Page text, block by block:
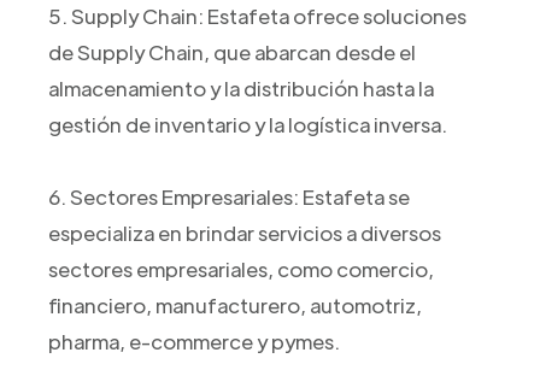
5. Supply Chain: Estafeta ofrece soluciones
de Supply Chain, que abarcan desde el
almacenamiento y la distribución hasta la
gestión de inventario y la logística inversa.
6. Sectores Empresariales: Estafeta se
especializa en brindar servicios a diversos
sectores empresariales, como comercio,
financiero, manufacturero, automotriz,
pharma, e-commerce y pymes.